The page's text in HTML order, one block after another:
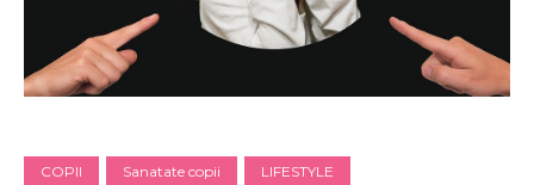
COPII Sanatate copii LIFESTYLE